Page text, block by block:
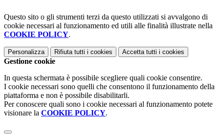
Questo sito o gli strumenti terzi da questo utilizzati si avvalgono di
cookie necessari al funzionamento ed utili alle finalità illustrate nella
COOKIE POLICY.
Personalizza Rifiuta tutti i cookies Accetta tutti i cookies
Gestione cookie
In questa schermata è possibile scegliere quali cookie consentire.
I cookie necessari sono quelli che consentono il funzionamento della
piattaforma e non è possibile disabilitarli.
Per conoscere quali sono i cookie necessari al funzionamento potete
visionare la COOKIE POLICY.